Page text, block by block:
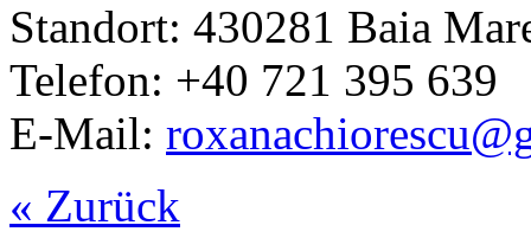
Standort: 430281 Baia
Telefon: +40 721 395 639
E-Mail:
« Zurück